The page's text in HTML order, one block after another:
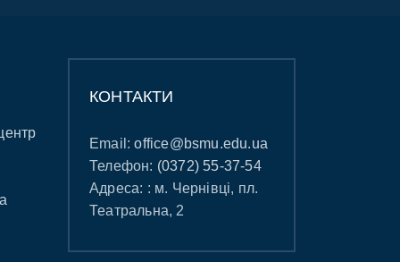
КОНТАКТИ
Email:office@bsmu.edu.ua
Телефон: (0372) 55-37-54
Адреса: : м. Чернівці, пл.
Театральна, 2